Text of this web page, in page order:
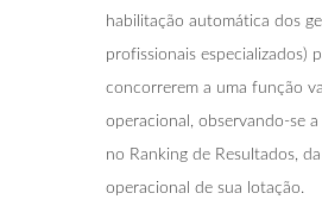
habilitação automática dos
profissionais especializados)
concorrerem a uma função
operacional, observando-se a
no Ranking de Resultados,
operacional de sua lotação.